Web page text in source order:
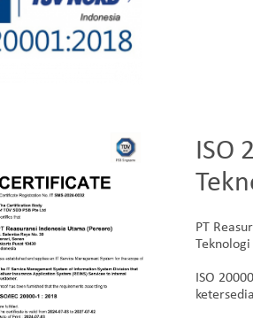
ISO
PT
ISO